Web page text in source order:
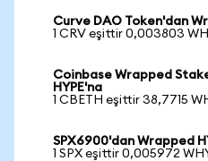
Curve DAO Token'dan
1 CRV eşittir 0,003803
Coinbase Wrapped
HYPE'na
1 CBETH eşittir 38,7715
SPX6900'dan Wrapped
1 SPX eşittir 0,005972